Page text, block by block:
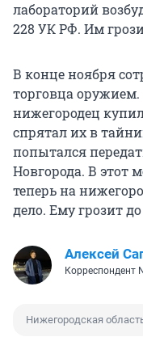
лабораторий
228 УК РФ. Им
В конце ноября
торговца
нижегородец
спрятал их в
попытался
Новгорода. В этот
теперь на
дело. Ему грозит
Алексей
Корреспондент
Нижегородская